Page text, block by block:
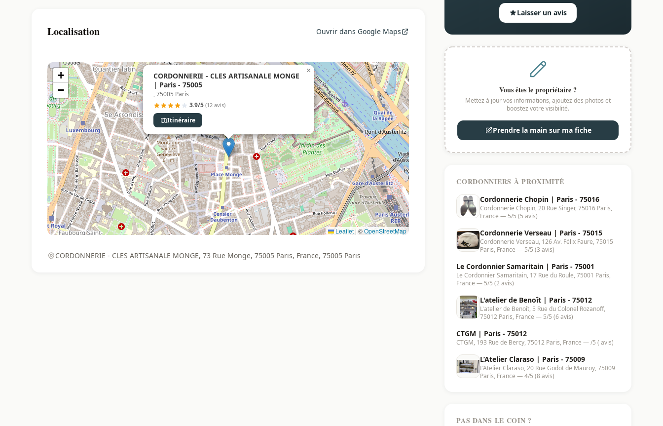
Localisation Ouvrir dans Google Maps
CORDONNERIE - CLES ARTISANALE MONGE
| Paris - 75005
, 75005 Paris
3.9/5 (12 avis)
Itinéraire
×
+
−
Leaflet | ©OpenStreetMap
CORDONNERIE - CLES ARTISANALE MONGE, 73 Rue Monge, 75005 Paris, France, 75005 Paris
Laisser un avis
Vous êtes le propriétaire ?
Mettez à jour vos informations, ajoutez des photos et
boostez votre visibilité.
Prendre la main sur ma fiche
CORDONNIERS À PROXIMITÉ
Cordonnerie Chopin | Paris - 75016
Cordonnerie Chopin, 20 Rue Singer, 75016 Paris,
France — 5/5 (5 avis)
Cordonnerie Verseau | Paris - 75015
Cordonnerie Verseau, 126 Av. Félix Faure, 75015
Paris, France — 5/5 (3 avis)
Le Cordonnier Samaritain | Paris - 75001
Le Cordonnier Samaritain, 17 Rue du Roule, 75001 Paris,
France — 5/5 (2 avis)
L'atelier de Benoît | Paris - 75012
L'atelier de Benoît, 5 Rue du Colonel Rozanoff,
75012 Paris, France — 5/5 (6 avis)
CTGM | Paris - 75012
CTGM, 193 Rue de Bercy, 75012 Paris, France — /5 ( avis)
L’Atelier Claraso | Paris - 75009
L’Atelier Claraso, 20 Rue Godot de Mauroy, 75009
Paris, France — 4/5 (8 avis)
PAS DANS LE COIN ?